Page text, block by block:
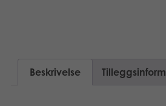
Arkiverte produkter
Nederlands
Beskrivelse